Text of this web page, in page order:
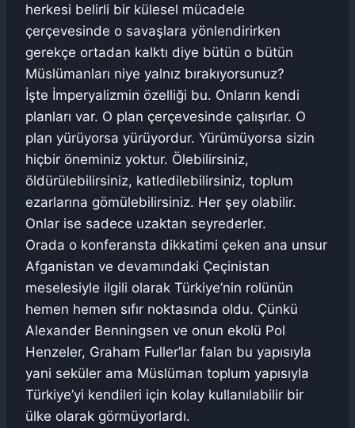
herkesi belirli bir külesel mücadele
çerçevesinde o savaşlara yönlendirirken
gerekçe ortadan kalktı diye bütün o bütün
Müslümanları niye yalnız bırakıyorsunuz?
İşte İmperyalizmin özelliği bu. Onların kendi
planları var. O plan çerçevesinde çalışırlar. O
plan yürüyorsa yürüyordur. Yürümüyorsa sizin
hiçbir öneminiz yoktur. Ölebilirsiniz,
öldürülebilirsiniz, katledilebilirsiniz, toplum
ezarlarına gömülebilirsiniz. Her şey olabilir.
Onlar ise sadece uzaktan seyrederler.
Orada o konferansta dikkatimi çeken ana unsur
Afganistan ve devamındaki Çeçinistan
meselesiyle ilgili olarak Türkiye’nin rolünün
hemen hemen sıfır noktasında oldu. Çünkü
Alexander Benningsen ve onun ekolü Pol
Henzeler, Graham Fuller’lar falan bu yapısıyla
yani seküler ama Müslüman toplum yapısıyla
Türkiye’yi kendileri için kolay kullanılabilir bir
ülke olarak görmüyorlardı.